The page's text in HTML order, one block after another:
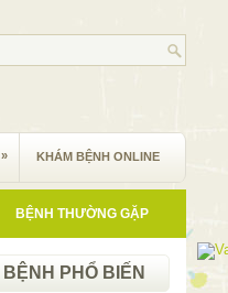
» KHÁM BỆNH ONLINE
BỆNH THƯỜNG GẶP
BỆNH PHỔ BIẾN